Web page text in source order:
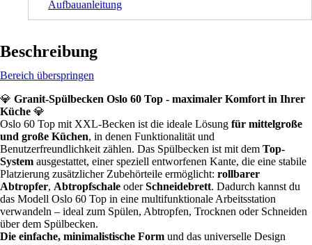
Aufbauanleitung
Beschreibung
Bereich überspringen
💎 Granit-Spülbecken Oslo 60 Top - maximaler Komfort in Ihrer
Küche 💎
Oslo 60 Top mit XXL-Becken ist die ideale Lösung für mittelgroße
und große Küchen, in denen Funktionalität und
Benutzerfreundlichkeit zählen. Das Spülbecken ist mit dem Top-
System ausgestattet, einer speziell entworfenen Kante, die eine stabile
Platzierung zusätzlicher Zubehörteile ermöglicht: rollbarer
Abtropfer, Abtropfschale oderSchneidebrett. Dadurch kannst du
das Modell Oslo 60 Top in eine multifunktionale Arbeitsstation
verwandeln – ideal zum Spülen, Abtropfen, Trocknen oder Schneiden
über dem Spülbecken.
Die einfache, minimalistische Form und das universelle Design